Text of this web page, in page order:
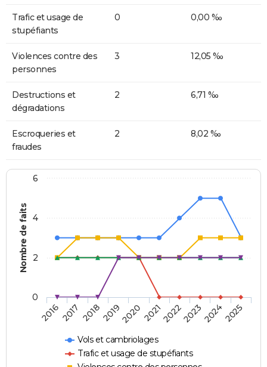
Trafic et usage de
stupéfiants
0 0,00 ‰
Violences contre des
personnes
3 12,05 ‰
Destructions et
dégradations
2 6,71 ‰
Escroqueries et
fraudes
2 8,02 ‰
Nombre de faits
Vols et cambriolages
Trafic et usage de stupéfiants
20162017 20182019202020212022202320242025
0
2
4
6